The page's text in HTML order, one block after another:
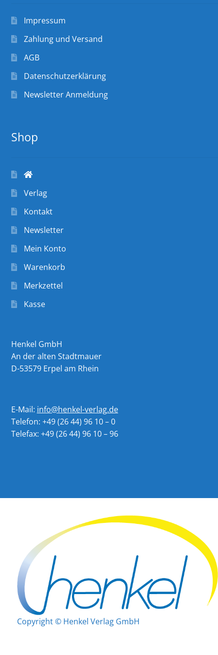
Impressum
Zahlung und Versand
AGB
Datenschutzerklärung
Newsletter Anmeldung
Shop
Verlag
Kontakt
Newsletter
Mein Konto
Warenkorb
Merkzettel
Kasse
Henkel GmbH
An der alten Stadtmauer
D-53579 Erpel am Rhein
E-Mail: info@henkel-verlag.de
Telefon: +49 (26 44) 96 10 – 0
Telefax: +49 (26 44) 96 10 – 96
Copyright © Henkel Verlag GmbH